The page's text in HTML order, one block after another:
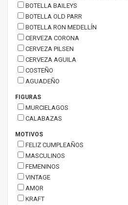
BOTELLA BAILEYS
BOTELLA OLD PARR
BOTELLA RON MEDELLÍN
CERVEZA CORONA
CERVEZA PILSEN
CERVEZA AGUILA
COSTEÑO
AGUADEÑO
FIGURAS
MURCIELAGOS
CALABAZAS
MOTIVOS
FELIZ CUMPLEAÑOS
MASCULINOS
FEMENINOS
VINTAGE
AMOR
KRAFT